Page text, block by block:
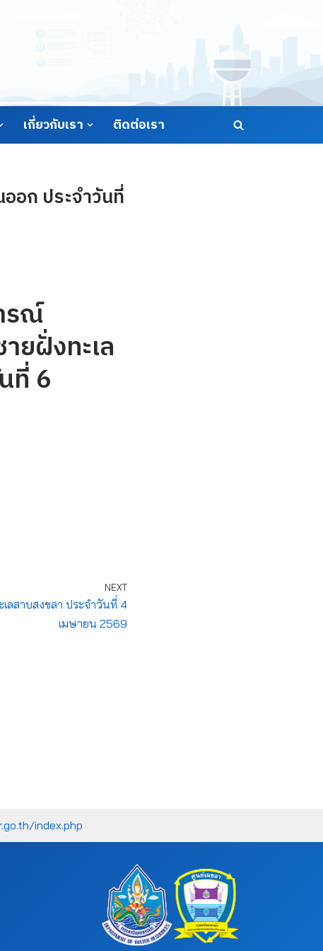
เกี่ยวกับเรา ติดต่อเรา
อก ประจำวันที่
รณ์
ยฝั่งทะเล
ที่ 6
NEXT
ลสาบสงขลา ประจำวันที่ 4
เมษายน 2569
index.php